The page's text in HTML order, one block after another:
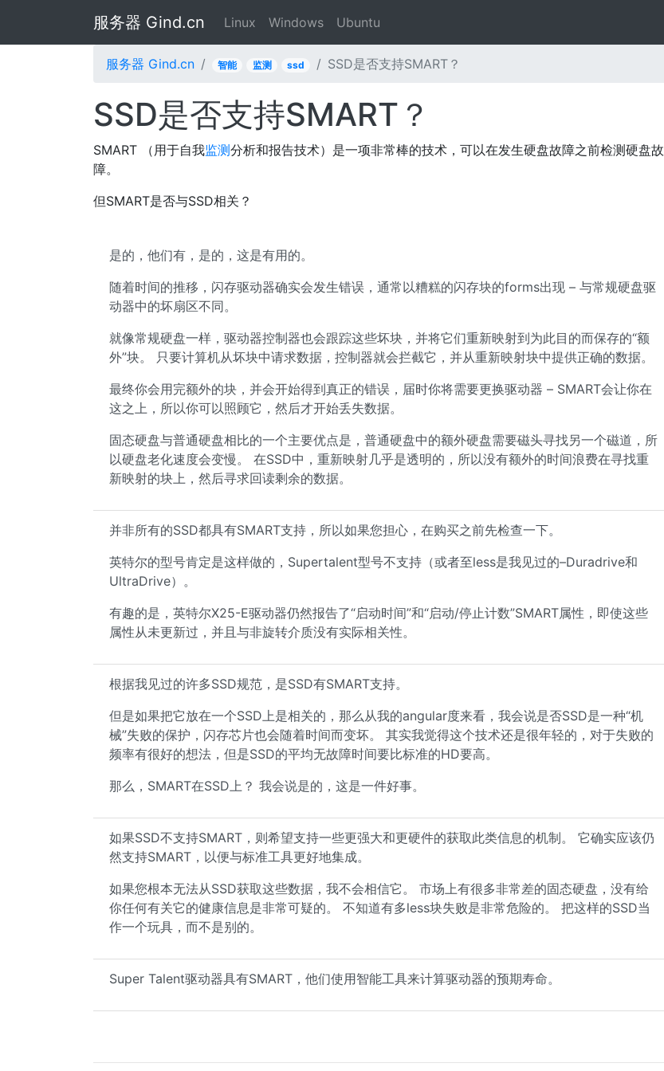
服务器 Gind.cn Linux Windows Ubuntu
服务器 Gind.cn 智能 监测 ssd SSD是否支持SMART？
SSD是否支持SMART？
SMART （用于自我监测分析和报告技术）是一项非常棒的技术，可以在发生硬盘故障之前检测硬盘故
障。
但SMART是否与SSD相关？
是的，他们有，是的，这是有用的。
随着时间的推移，闪存驱动器确实会发生错误，通常以糟糕的闪存块的forms出现 – 与常规硬盘驱
动器中的坏扇区不同。
就像常规硬盘一样，驱动器控制器也会跟踪这些坏块，并将它们重新映射到为此目的而保存的“额
外”块。 只要计算机从坏块中请求数据，控制器就会拦截它，并从重新映射块中提供正确的数据。
最终你会用完额外的块，并会开始得到真正的错误，届时你将需要更换驱动器 – SMART会让你在
这之上，所以你可以照顾它，然后才开始丢失数据。
固态硬盘与普通硬盘相比的一个主要优点是，普通硬盘中的额外硬盘需要磁头寻找另一个磁道，所
以硬盘老化速度会变慢。 在SSD中，重新映射几乎是透明的，所以没有额外的时间浪费在寻找重
新映射的块上，然后寻求回读剩余的数据。
并非所有的SSD都具有SMART支持，所以如果您担心，在购买之前先检查一下。
英特尔的型号肯定是这样做的，Supertalent型号不支持（或者至less是我见过的–Duradrive和
UltraDrive）。
有趣的是，英特尔X25-E驱动器仍然报告了“启动时间”和“启动/停止计数”SMART属性，即使这些
属性从未更新过，并且与非旋转介质没有实际相关性。
根据我见过的许多SSD规范，是SSD有SMART支持。
但是如果把它放在一个SSD上是相关的，那么从我的angular度来看，我会说是否SSD是一种“机
械”失败的保护，闪存芯片也会随着时间而变坏。 其实我觉得这个技术还是很年轻的，对于失败的
频率有很好的想法，但是SSD的平均无故障时间要比标准的HD要高。
那么，SMART在SSD上？ 我会说是的，这是一件好事。
如果SSD不支持SMART，则希望支持一些更强大和更硬件的获取此类信息的机制。 它确实应该仍
然支持SMART，以便与标准工具更好地集成。
如果您根本无法从SSD获取这些数据，我不会相信它。 市场上有很多非常差的固态硬盘，没有给
你任何有关它的健康信息是非常可疑的。 不知道有多less块失败是非常危险的。 把这样的SSD当
作一个玩具，而不是别的。
Super Talent驱动器具有SMART，他们使用智能工具来计算驱动器的预期寿命。